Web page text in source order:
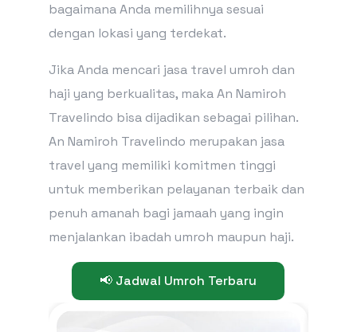
bagaimana Anda memilihnya sesuai
dengan lokasi yang terdekat.
Jika Anda mencari jasa travel umroh dan
haji yang berkualitas, maka An Namiroh
Travelindo bisa dijadikan sebagai pilihan.
An Namiroh Travelindo merupakan jasa
travel yang memiliki komitmen tinggi
untuk memberikan pelayanan terbaik dan
penuh amanah bagi jamaah yang ingin
menjalankan ibadah umroh maupun haji.
📢 Jadwal Umroh Terbaru